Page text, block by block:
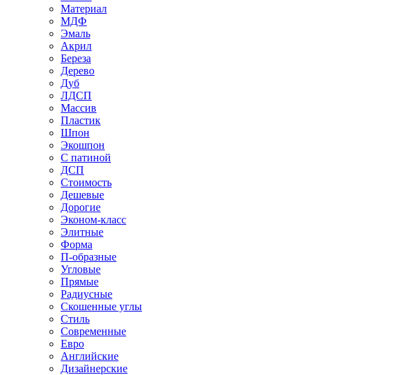
Материал
МДФ
Эмаль
Акрил
Береза
Дерево
Дуб
ЛДСП
Массив
Пластик
Шпон
Экошпон
С патиной
ДСП
Стоимость
Дешевые
Дорогие
Эконом-класс
Элитные
Форма
П-образные
Угловые
Прямые
Радиусные
Скошенные углы
Стиль
Современные
Евро
Английские
Дизайнерские